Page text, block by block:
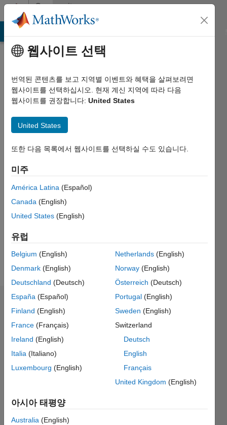
콘텐츠로 바로 가기
Community
Profile
PRAVEESH
V V
2017년부터
Followers:
Following:
Follow
메시지
추천
Please
loginto
this
person
웹사이트 선택
번역된 콘텐츠를 보고 지역별 이벤트와 혜택을 살펴보려면
웹사이트를 선택하십시오. 현재 계신 지역에 따라 다음
웹사이트를 권장합니다: United States
United States
또한 다음 목록에서 웹사이트를 선택하실 수도 있습니다.
미주
América Latina (Español)
Canada (English)
United States (English)
유럽
Belgium (English)
Denmark (English)
Deutschland (Deutsch)
España (Español)
Finland (English)
France (Français)
Ireland (English)
Italia (Italiano)
Luxembourg (English)
Netherlands(English)
Norway(English)
Österreich (Deutsch)
Portugal(English)
Sweden (English)
Switzerland
Deutsch
English
Français
United Kingdom (English)
아시아 태평양
Australia (English)